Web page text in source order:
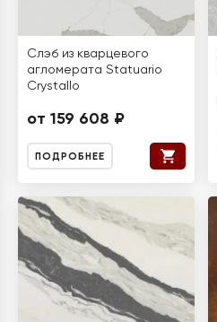
Слэб из кварцевого
агломерата Statuario
Crystallo
от 159 608 ₽
ПОДРОБНЕЕ